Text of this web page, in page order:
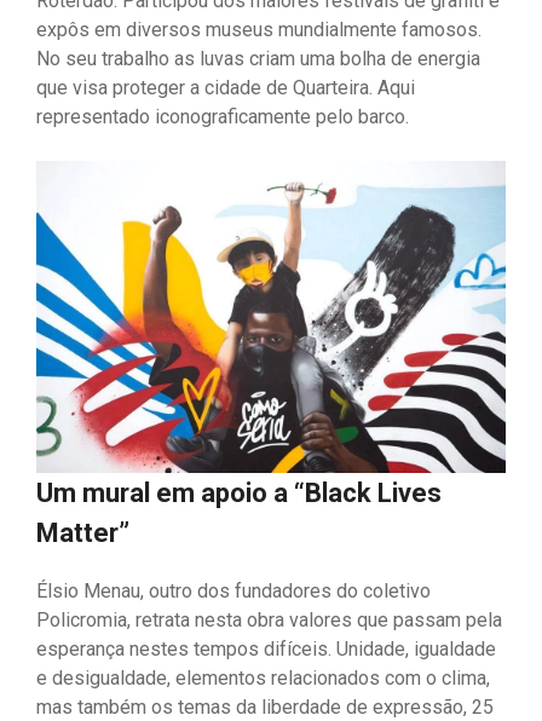
expôs em diversos museus mundialmente famosos.
No seu trabalho as luvas criam uma bolha de energia
que visa proteger a cidade de Quarteira. Aqui
representado iconograficamente pelo barco.
Um mural em apoio a “Black Lives
Matter”
Élsio Menau, outro dos fundadores do coletivo
Policromia, retrata nesta obra valores que passam pela
esperança nestes tempos difíceis. Unidade, igualdade
e desigualdade, elementos relacionados com o clima,
mas também os temas da liberdade de expressão, 25